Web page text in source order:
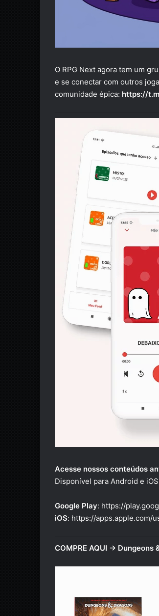
O RPG Next agora tem um
e se conectar com outros
comunidade épica: https://
Acesse nossos conteúdos
Disponível para Android e
Google Play: https://
iOS: https://apps.apple.com/
COMPRE AQUI → Dungeons